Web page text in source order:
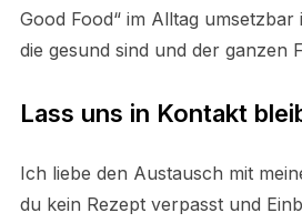
Good Food“ im Alltag umsetzbar
die gesund sind und der ganzen
Lass uns in Kontakt
Ich liebe den Austausch mit
du kein Rezept verpasst und